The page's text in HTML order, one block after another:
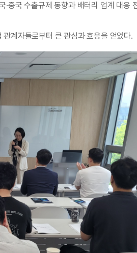
중국 수출규제 동향과 배터리 업계 대응
계자들로부터 큰 관심과 호응을 얻었다.